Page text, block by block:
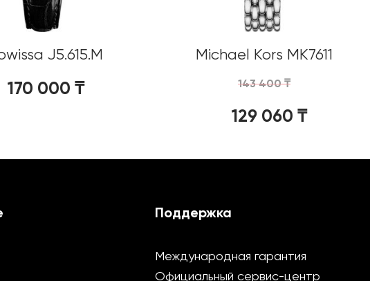
J5.615.M
170 000 ₸
Michael Kors MK7611
143 400₸
129 060₸
Поддержка
Международная гарантия
Официальный сервис-центр